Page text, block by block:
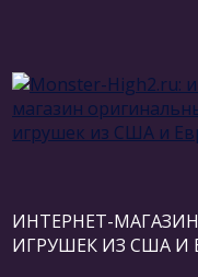
ИНТЕРНЕТ-
ИГРУШЕК ИЗ США И